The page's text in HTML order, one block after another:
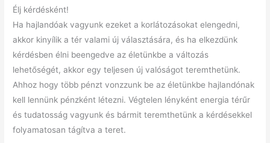
Élj kérdésként!
Ha hajlandóak vagyunk ezeket a korlátozásokat elengedni,
akkor kinyílik a tér valami új választására, és ha elkezdünk
kérdésben élni beengedve az életünkbe a változás
lehetőségét, akkor egy teljesen új valóságot teremthetünk.
Ahhoz hogy több pénzt vonzzunk be az életünkbe hajlandónak
kell lennünk pénzként létezni. Végtelen lényként energia térűr
és tudatosság vagyunk és bármit teremthetünk a kérdésekkel
folyamatosan tágítva a teret.